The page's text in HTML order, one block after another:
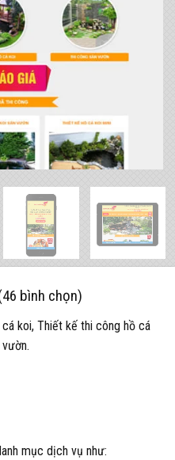
bình chọn)
koi, Thiết kế thi công hồ cá
mục dịch vụ như: